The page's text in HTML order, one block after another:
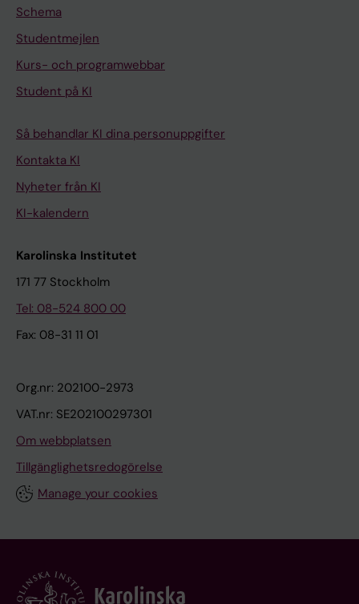
Schema
Studentmejlen
Kurs- och programwebbar
Student på KI
Så behandlar KI dina personuppgifter
Kontakta KI
Nyheter från KI
KI-kalendern
Karolinska Institutet
171 77 Stockholm
Tel: 08-524 800 00
Fax: 08-31 11 01
Org.nr: 202100-2973
VAT.nr: SE202100297301
Om webbplatsen
Tillgänglighetsredogörelse
Manage your cookies